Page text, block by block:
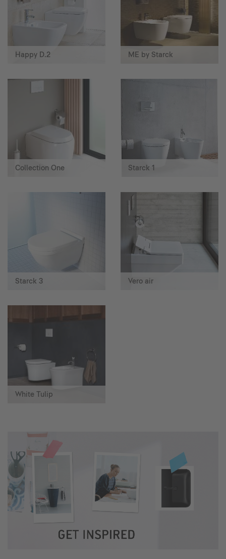
Happy D.2 ME by Starck
Collection One Starck 1
Starck 3 Vero air
White Tulip